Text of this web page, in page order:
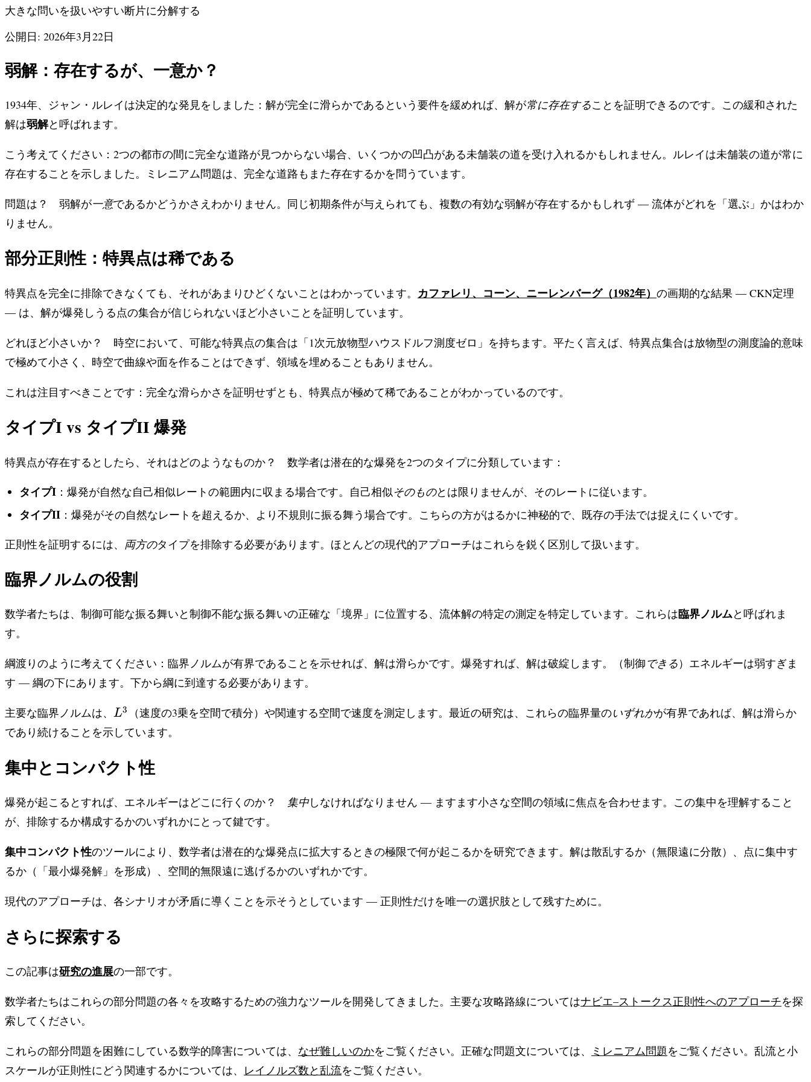
大きな問いを扱いやすい断片に分解する
公開日: 2026年3月22日
弱解：存在するが、一意か？
1934年、ジャン・ルレイは決定的な発見をしました：解が完全に滑らかであるという要件を緩めれば、解が常に存在することを証明できるのです。この緩和された
解は弱解と呼ばれます。
こう考えてください：2つの都市の間に完全な道路が見つからない場合、いくつかの凹凸がある未舗装の道を受け入れるかもしれません。ルレイは未舗装の道が常に
存在することを示しました。ミレニアム問題は、完全な道路もまた存在するかを問うています。
問題は？ 弱解が一意であるかどうかさえわかりません。同じ初期条件が与えられても、複数の有効な弱解が存在するかもしれず — 流体がどれを「選ぶ」かはわか
りません。
部分正則性：特異点は稀である
特異点を完全に排除できなくても、それがあまりひどくないことはわかっています。 カファレリ、コーン、ニーレンバーグ（1982年） の画期的な結果 — CKN定理
— は、解が爆発しうる点の集合が信じられないほど小さいことを証明しています。
どれほど小さいか？ 時空において、可能な特異点の集合は「1次元放物型ハウスドルフ測度ゼロ」を持ちます。平たく言えば、特異点集合は放物型の測度論的意味
で極めて小さく、時空で曲線や面を作ることはできず、領域を埋めることもありません。
これは注目すべきことです：完全な滑らかさを証明せずとも、特異点が極めて稀であることがわかっているのです。
タイプI vs タイプII 爆発
特異点が存在するとしたら、それはどのようなものか？ 数学者は潜在的な爆発を2つのタイプに分類しています：
タイプI ：爆発が自然な自己相似レートの範囲内に収まる場合です。自己相似そのものとは限りませんが、そのレートに従います。
タイプII ：爆発がその自然なレートを超えるか、より不規則に振る舞う場合です。こちらの方がはるかに神秘的で、既存の手法では捉えにくいです。
正則性を証明するには、 両方のタイプを排除する必要があります。ほとんどの現代的アプローチはこれらを鋭く区別して扱います。
臨界ノルムの役割
数学者たちは、制御可能な振る舞いと制御不能な振る舞いの正確な「境界」に位置する、流体解の特定の測定を特定しています。これらは臨界ノルムと呼ばれま
す。
綱渡りのように考えてください：臨界ノルムが有界であることを示せれば、解は滑らかです。爆発すれば、解は破綻します。（制御できる）エネルギーは弱すぎま
す — 綱の下にあります。下から綱に到達する必要があります。
主要な臨界ノルムは、 L^3
L3 （速度の3乗を空間で積分）や関連する空間で速度を測定します。最近の研究は、これらの臨界量のいずれかが有界であれば、解は滑らか
であり続けることを示しています。
集中とコンパクト性
爆発が起こるとすれば、エネルギーはどこに行くのか？ 集中しなければなりません — ますます小さな空間の領域に焦点を合わせます。この集中を理解すること
が、排除するか構成するかのいずれかにとって鍵です。
集中コンパクト性のツールにより、数学者は潜在的な爆発点に拡大するときの極限で何が起こるかを研究できます。解は散乱するか（無限遠に分散）、点に集中す
るか（「最小爆発解」を形成）、空間的無限遠に逃げるかのいずれかです。
現代のアプローチは、各シナリオが矛盾に導くことを示そうとしています — 正則性だけを唯一の選択肢として残すために。
さらに探索する
この記事は研究の進展の一部です。
数学者たちはこれらの部分問題の各々を攻略するための強力なツールを開発してきました。主要な攻略路線についてはナビエ–ストークス正則性へのアプローチを探
索してください。
これらの部分問題を困難にしている数学的障害については、 なぜ難しいのかをご覧ください。正確な問題文については、 ミレニアム問題をご覧ください。乱流と小
スケールが正則性にどう関連するかについては、 レイノルズ数と乱流をご覧ください。